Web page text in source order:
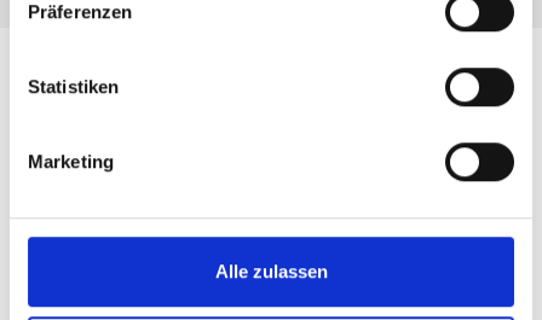
Präferenzen
Statistiken
Marketing
Alle zulassen
Bereit, Deine Finanzen
in den Griff
zu bekommen?